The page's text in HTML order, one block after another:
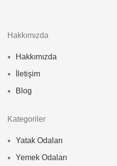
Hakkımızda
Hakkımızda
İletişim
Blog
Kategoriler
Yatak Odaları
Yemek Odaları